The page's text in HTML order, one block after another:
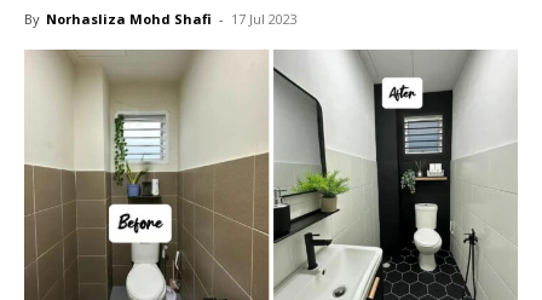
Interior Design
Landskap
DIY
Bilik Air
Bilik Tidur
Dapur
Ruang Makan
Make Over
Bilik Air
By Norhasliza Mohd Shafi - 17 Jul 2023